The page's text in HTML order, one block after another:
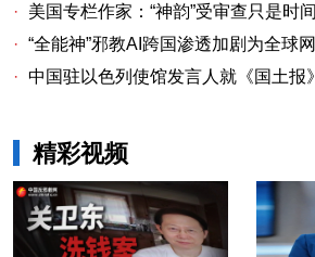
·
美国专栏作家：“神韵”受审查只是时间问题关卫东认罪
· “全能神”邪教AI跨国渗透加剧为全球
· 中国驻以色列使馆发言人就《国土报》发文揭露“
精彩视频